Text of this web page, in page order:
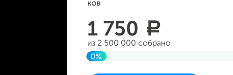
1 750 a
из 2 500 000 собрано
0%